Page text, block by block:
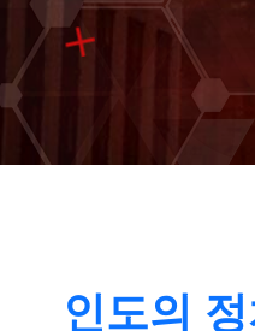
인도의